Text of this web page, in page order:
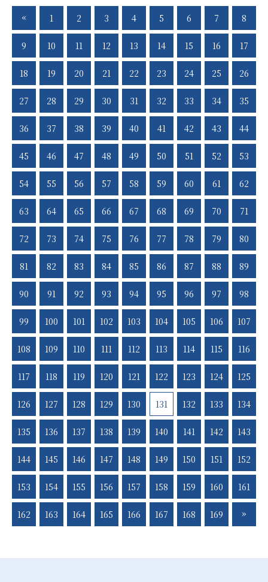
動産 #相続円満相談室 #相続診断士 #上級相続診断士 #い
つでもピリカ 倉敷市や総社市で相談を受けている 相続円満相
談室の現場では 相続財産が多いのはいいけど 「いらない不動
産がある」 という方がいらっしゃいます。 110万円までお金
を渡しても税金かからない という贈与の限度額は知っていらっ
しゃいます。 しかし贈与は贈与契約書が必要です。 とお伝え
すると、「えっそんなのいるの？」 心の中で「バレることない
んじゃない」 と思われている方がほとんどです。 しかし、税
務署は銀行の金額だけでなく どこで入金され出金されている
か？ 全てを把握しています。 だから言い逃れは出来ません。
計画的な贈与は「計画贈与」と判断され 贈与税の加算の対象と
なります。 だから、しっかり贈与契約書を作成し 財産を守る
ことをして下さい。 あなたや家族の財産は みんなで守りまし
ょう。 相続円満相談室は 相談の窓口として活動しています。
行政書士として出来ることは お手伝いさせていただきますが
それ以外は信頼出来る各士業の先生へ お繋ぎして、対応してい
ただきます。 税 金→税理士 登 記→司法書士 遺 言→行政
書士 裁 判→弁護士 不動産→宅建士 などなど 相続円満相談
円満相談室のこだわりです。 相続のことなら、まずはご相談く
« 1 2 3 4 5 6 7 8
9 10 11 12 13 14 15 16 17
18 19 20 21 22 23 24 25 26
27 28 29 30 31 32 33 34 35
36 37 38 39 40 41 42 43 44
45 46 47 48 49 50 51 52 53
54 55 56 57 58 59 60 61 62
63 64 65 66 67 68 69 70 71
72 73 74 75 76 77 78 79 80
81 82 83 84 85 86 87 88 89
90 91 92 93 94 95 96 97 98
99 100 101 102 103 104 105 106 107
108 109 110 111 112 113 114 115 116
117 118 119 120 121 122 123 124 125
126 127 128 129 130 131 132 133 134
135 136 137 138 139 140 141 142 143
144 145 146 147 148 149 150 151 152
153 154 155 156 157 158 159 160 161
162 163 164 165 166 167 168 169 »